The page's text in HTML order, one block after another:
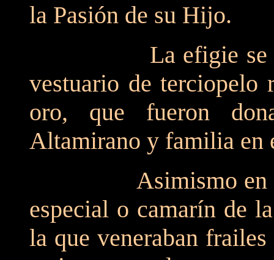
la Pasión de su Hijo.
La efigie se
vestuario de terciopelo
oro, que fueron
Altamirano y familia en
Asimismo en este
especial o camarín de
la que veneraban